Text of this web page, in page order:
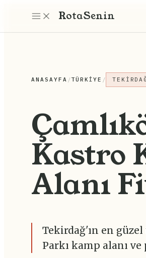
RotaSenin
ANASAYFA /TÜRKIYE / TEKIRDAĞ
Kastro
Alanı
Tekirdağ'ın en
Parkı kamp alanı